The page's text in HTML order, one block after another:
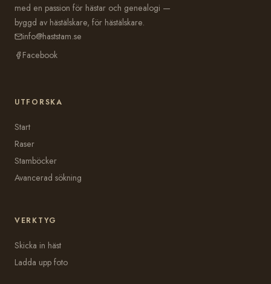
med en passion för hästar och genealogi —
byggd av hästälskare, för hästälskare.
info@haststam.se
Facebook
UTFORSKA
Start
Raser
Stamböcker
Avancerad sökning
VERKTYG
Skicka in häst
Ladda upp foto